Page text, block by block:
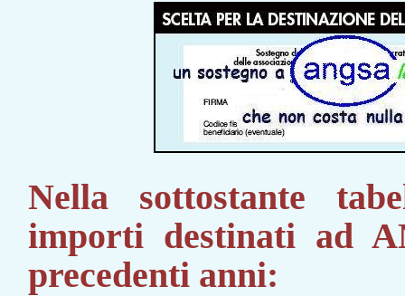
Nella sottostante
importi destinati ad
precedenti anni: